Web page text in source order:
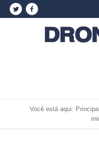
Você está aqui: Principal